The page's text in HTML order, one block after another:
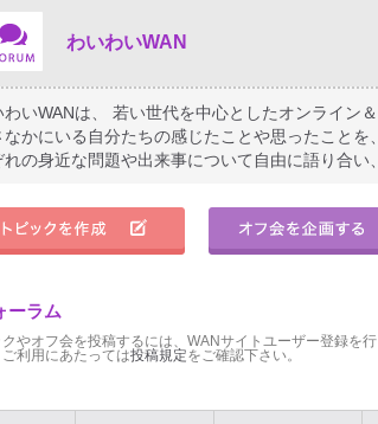
わいわいWAN
わいWANは、 若い世代を中心としたオンライン
なかにいる自分たちの感じたことや思ったこと
れの身近な問題や出来事について自由に語り合
ーラム
クやオフ会を投稿するには、WANサイトユーザー登録を
ご利用にあたっては投稿規定をご確認下さい。